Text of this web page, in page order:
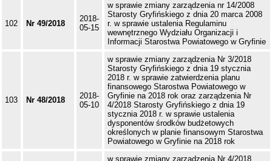
102 Nr 49/2018
2018-
05-15
w sprawie zmiany zarządzenia nr 14/2008
Starosty Gryfińskiego z dnia 20 marca 2008
r. w sprawie ustalenia Regulaminu
wewnętrznego Wydziału Organizacji i
Informacji Starostwa Powiatowego w Gryfinie
103 Nr 48/2018
2018-
05-10
w sprawie zmiany zarządzenia Nr 3/2018
Starosty Gryfińskiego z dnia 19 stycznia
2018 r. w sprawie zatwierdzenia planu
finansowego Starostwa Powiatowego w
Gryfinie na 2018 rok oraz zarządzenia Nr
4/2018 Starosty Gryfińskiego z dnia 19
stycznia 2018 r. w sprawie ustalenia
dysponentów środków budżetowych
określonych w planie finansowym Starostwa
Powiatowego w Gryfinie na 2018 rok
w sprawie zmiany zarządzenia Nr 4/2018